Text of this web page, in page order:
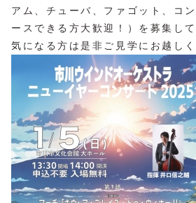
アム、チューバ、ファゴット、コ
ースできる方大歓迎！）を募集して
気になる方は是非ご見学にお越しく